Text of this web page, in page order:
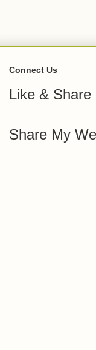
Connect Us
Like &
Share My